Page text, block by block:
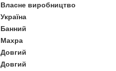
Власне виробництво
Україна
Банний
Махра
Довгий
Довгий